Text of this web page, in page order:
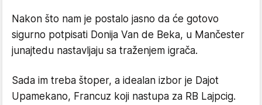
Nakon što nam je postalo jasno da će gotovo
sigurno potpisati Donija Van de Beka, u Mančester
junajtedu nastavljaju sa traženjem igrača.
Sada im treba štoper, a idealan izbor je Dajot
Upamekano, Francuz koji nastupa za RB Lajpcig.